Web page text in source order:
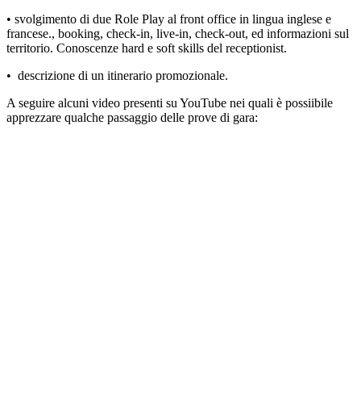
• svolgimento di due Role Play al front office in lingua inglese e
francese., booking, check-in, live-in, check-out, ed informazioni sul
territorio. Conoscenze hard e soft skills del receptionist.
• descrizione di un itinerario promozionale.
A seguire alcuni video presenti su YouTube nei quali è possiibile
apprezzare qualche passaggio delle prove di gara: